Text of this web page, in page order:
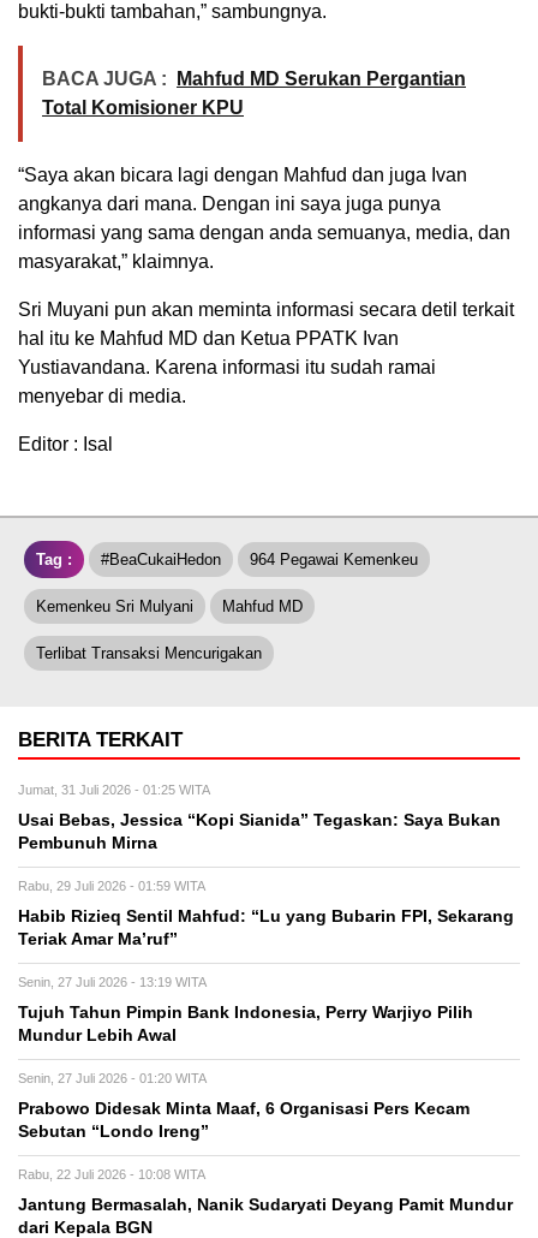
bukti-bukti tambahan,” sambungnya.
BACA JUGA :
Mahfud MD Serukan Pergantian
Total Komisioner KPU
“Saya akan bicara lagi dengan Mahfud dan juga Ivan
angkanya dari mana. Dengan ini saya juga punya
informasi yang sama dengan anda semuanya, media, dan
masyarakat,” klaimnya.
Sri Muyani pun akan meminta informasi secara detil terkait
hal itu ke Mahfud MD dan Ketua PPATK Ivan
Yustiavandana. Karena informasi itu sudah ramai
menyebar di media.
Editor : Isal
Tag : #BeaCukaiHedon 964 Pegawai Kemenkeu
Kemenkeu Sri Mulyani Mahfud MD
Terlibat Transaksi Mencurigakan
BERITA TERKAIT
Jumat, 31 Juli 2026 - 01:25 WITA
Usai Bebas, Jessica “Kopi Sianida” Tegaskan: Saya Bukan
Pembunuh Mirna
Rabu, 29 Juli 2026 - 01:59 WITA
Habib Rizieq Sentil Mahfud: “Lu yang Bubarin FPI, Sekarang
Teriak Amar Ma’ruf”
Senin, 27 Juli 2026 - 13:19 WITA
Tujuh Tahun Pimpin Bank Indonesia, Perry Warjiyo Pilih
Mundur Lebih Awal
Senin, 27 Juli 2026 - 01:20 WITA
Prabowo Didesak Minta Maaf, 6 Organisasi Pers Kecam
Sebutan “Londo Ireng”
Rabu, 22 Juli 2026 - 10:08 WITA
Jantung Bermasalah, Nanik Sudaryati Deyang Pamit Mundur
dari Kepala BGN